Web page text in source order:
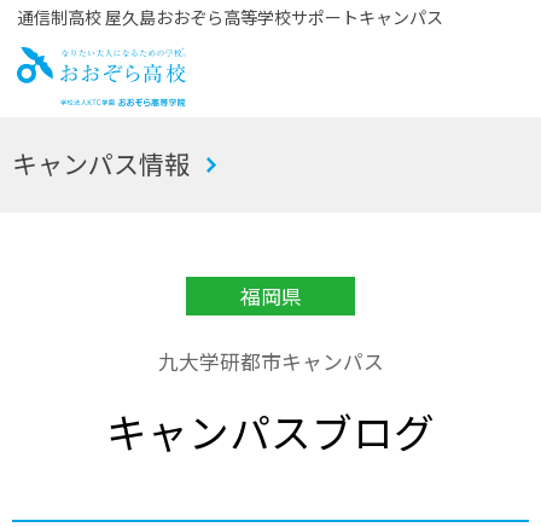
通信制高校 屋久島おおぞら高等学校サポートキャンパス
お
キャンパス情報
福岡県
九大学研都市キャンパス
キャンパスブログ